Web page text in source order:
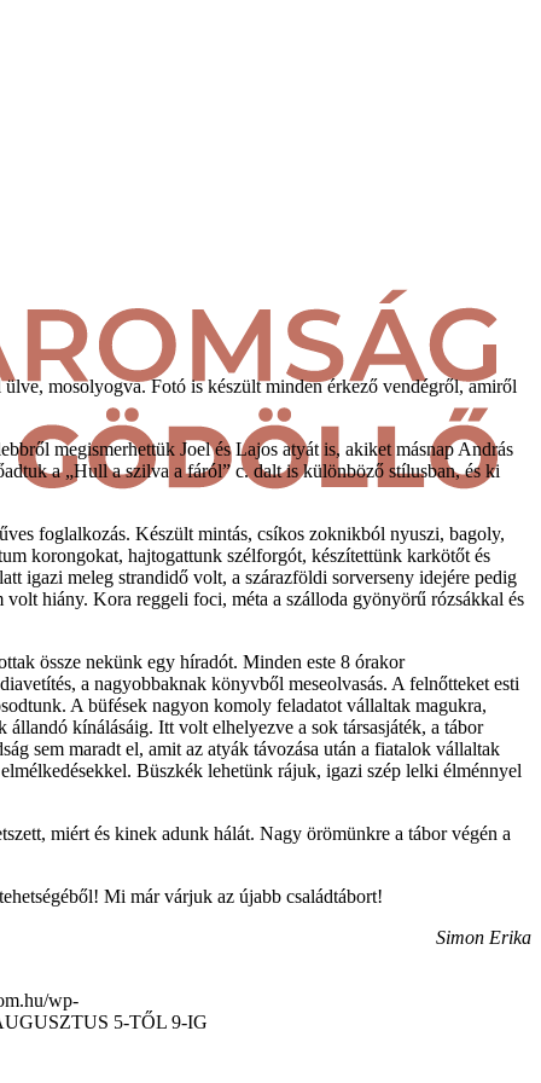
mosolyogva. Fotó is készült minden érkező vendégről, amiről
megismerhettük Joel és Lajos atyát is, akiket másnap András
a „Hull a szilva a fáról” c. dalt is különböző stílusban, és ki
foglalkozás. Készült mintás, csíkos zoknikból nyuszi, bagoly,
korongokat, hajtogattunk szélforgót, készítettünk karkötőt és
igazi meleg strandidő volt, a szárazföldi sorverseny idejére pedig
hiány. Kora reggeli foci, méta a szálloda gyönyörű rózsákkal és
össze nekünk egy híradót. Minden este 8 órakor
a nagyobbaknak könyvből meseolvasás. A felnőtteket esti
A büfések nagyon komoly feladatot vállaltak magukra,
kínálásáig. Itt volt elhelyezve a sok társasjáték, a tábor
sem maradt el, amit az atyák távozása után a fiatalok vállaltak
Büszkék lehetünk rájuk, igazi szép lelki élménnyel
miért és kinek adunk hálát. Nagy örömünkre a tábor végén a
Mi már várjuk az újabb családtábort!
Simon Erika
wp-
5-TŐL 9-IG